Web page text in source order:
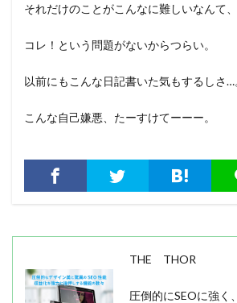
それだけのことがこんなに難しいなんて
コレ！という問題がないからつらい。
以前にもこんな日記書いた気もするしさ…
こんな自己嫌悪、たーすけてーーー。
THE THOR
圧倒的にSEOに強く